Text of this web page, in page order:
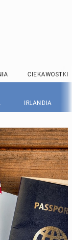
CIEKAWOSTKI
IRLANDIA